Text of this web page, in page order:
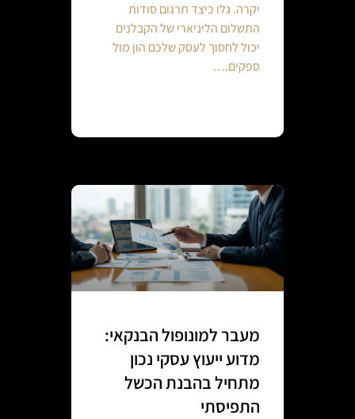
יקרה. גלו כיצד תרגום סודות
התשלום הליניארי של הקבלנים
יכול לחסוך לעסק שלכם הון מול
ספקים.…
מעבר למונופול הבנקאי:
מדוע ייעוץ עסקי נכון
מתחיל בהבנת הכשל
התפיסתי